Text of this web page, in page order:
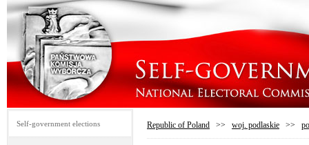
Self-government elections Republic of Poland >> woj. podlaskie >>